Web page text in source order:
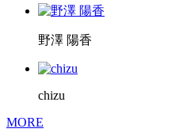
野澤 陽香
chizu
MORE